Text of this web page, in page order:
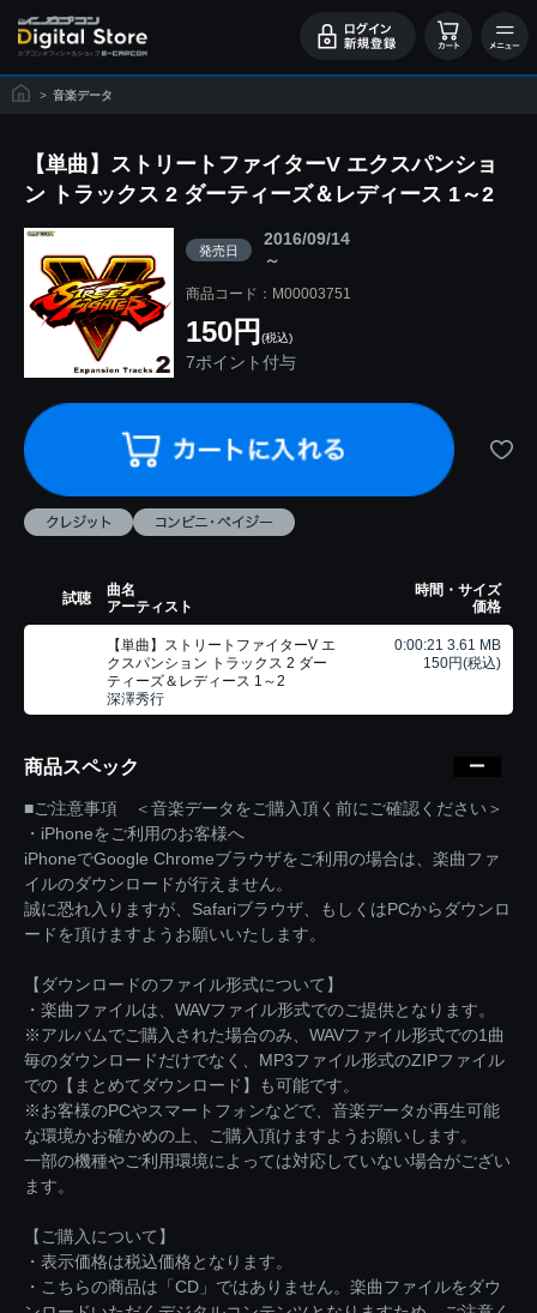
> 音楽データ
【単曲】ストリートファイターV エクスパンショ
ン トラックス 2 ダーティーズ＆レディース 1～2
発売日
2016/09/14
～
商品コード：M00003751
150円 (税込)
7ポイント付与
試聴
曲名
アーティスト
時間・サイズ
価格
【単曲】ストリートファイターV エ
クスパンション トラックス 2 ダー
ティーズ＆レディース 1～2
深澤秀行
0:00:21 3.61 MB
150円(税込)
商品スペック
■ご注意事項 ＜音楽データをご購入頂く前にご確認ください＞
・iPhoneをご利用のお客様へ
iPhoneでGoogle Chromeブラウザをご利用の場合は、楽曲ファ
イルのダウンロードが行えません。
誠に恐れ入りますが、Safariブラウザ、もしくはPCからダウンロ
ードを頂けますようお願いいたします。
【ダウンロードのファイル形式について】
・楽曲ファイルは、WAVファイル形式でのご提供となります。
※アルバムでご購入された場合のみ、WAVファイル形式での1曲
毎のダウンロードだけでなく、MP3ファイル形式のZIPファイル
での【まとめてダウンロード】も可能です。
※お客様のPCやスマートフォンなどで、音楽データが再生可能
な環境かお確かめの上、ご購入頂けますようお願いします。
一部の機種やご利用環境によっては対応していない場合がござい
ます。
【ご購入について】
・表示価格は税込価格となります。
・こちらの商品は「CD」ではありません。楽曲ファイルをダウ